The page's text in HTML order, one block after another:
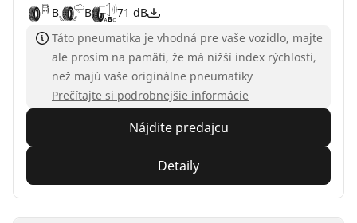
B
B 71 dB
Táto pneumatika je vhodná pre vaše vozidlo, majte
ale prosím na pamäti, že má nižší index rýchlosti,
než majú vaše originálne pneumatiky
Prečítajte si podrobnejšie informácie
Nájdite predajcu
Detaily